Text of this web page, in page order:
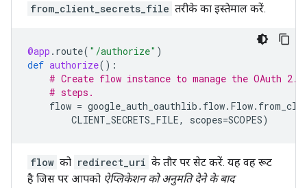
from_client_secrets_file तरीके का इस्तेमाल करें.
@app . route( "/authorize" )
def authorize():
# Create flow instance to manage the OAuth
# steps.
flow = google_auth_oauthlib . flow. Flow.
CLIENT_SECRETS_FILE, scopes=SCOPES)
flow को redirect_uri के तौर पर सेट करें. यह वह रूट
है जिस पर आपको ऐप्लिकेशन को अनुमति देने के बाद